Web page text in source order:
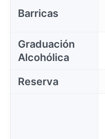
Barricas
Graduación
Alcohólica
Reserva